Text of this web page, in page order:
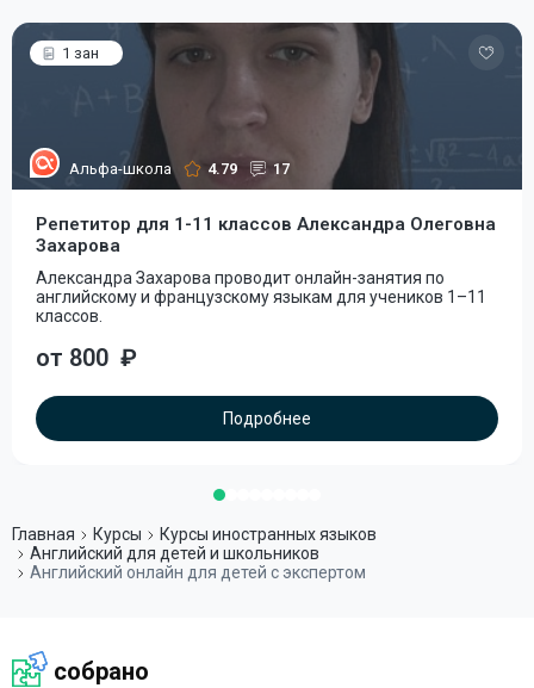
1 зан
Альфа-школа 4.79 17
Репетитор для 1-11 классов Александра Олеговна
Захарова
Александра Захарова проводит онлайн-занятия по
английскому и французскому языкам для учеников 1–11
классов.
от 800 ₽
Подробнее
Главная Курсы
Курсы иностранных языков
Английский для детей и школьников
Английский онлайн для детей с экспертом
собрано